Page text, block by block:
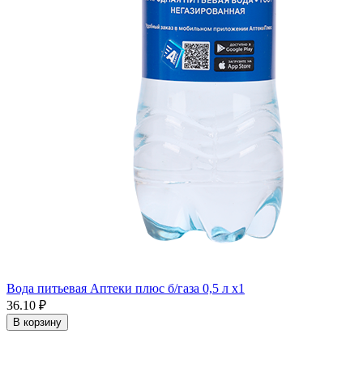
Вода питьевая Аптеки плюс б/газа 0,5 л x1
36.10 ₽
В корзину